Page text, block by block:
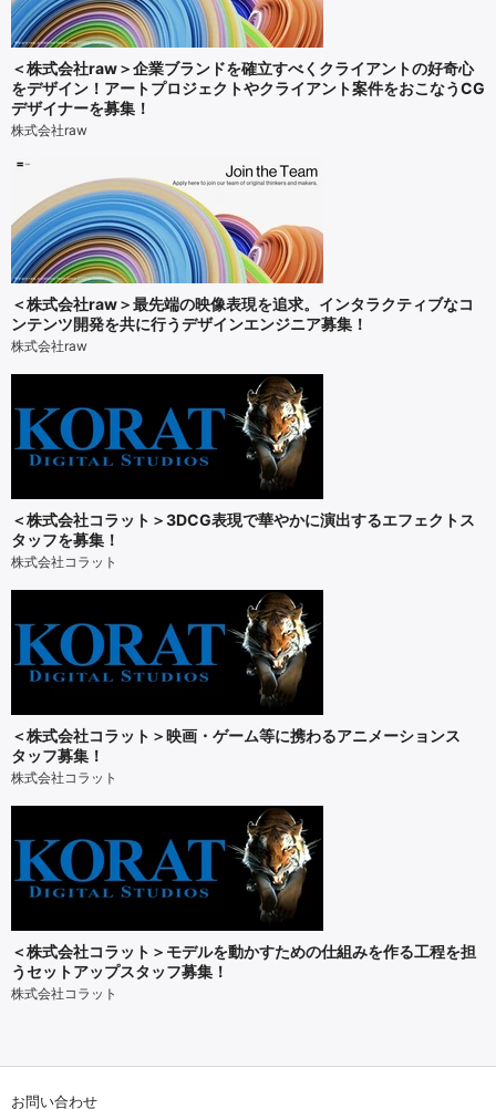
＜株式会社raw＞企業ブランドを確立すべくクライアントの好奇心
をデザイン！アートプロジェクトやクライアント案件をおこなうCG
デザイナーを募集！
株式会社raw
＜株式会社raw＞最先端の映像表現を追求。インタラクティブなコ
ンテンツ開発を共に行うデザインエンジニア募集！
株式会社raw
＜株式会社コラット＞3DCG表現で華やかに演出するエフェクトス
タッフを募集！
株式会社コラット
＜株式会社コラット＞映画・ゲーム等に携わるアニメーションス
タッフ募集！
株式会社コラット
＜株式会社コラット＞モデルを動かすための仕組みを作る工程を担
うセットアップスタッフ募集！
株式会社コラット
お問い合わせ